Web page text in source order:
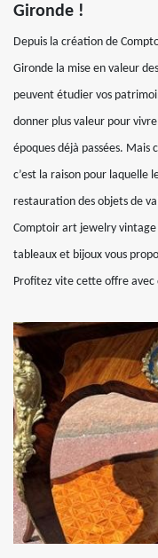
Gironde !
Depuis la création de
Gironde la mise en valeur
peuvent étudier vos
donner plus valeur pour
époques déjà passées.
c’est la raison pour laquelle
restauration des objets de
Comptoir art jewelry vintage
tableaux et bijoux vous
Profitez vite cette offre avec